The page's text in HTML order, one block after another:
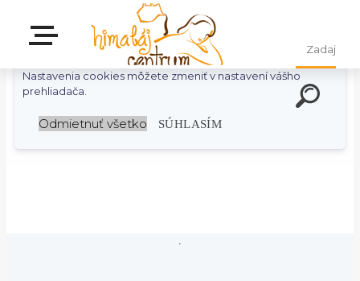
S cieľom uľahčiť užívateľom používať naše webové stránky
využívame cookies. Používaním našich stránok súhlasíte s
ukladaním súborov cookie na vašom počítači / zariadení.
Nastavenia cookies môžete zmeniť v nastavení vášho
prehliadača.
Odmietnuť všetko SÚHLASÍM